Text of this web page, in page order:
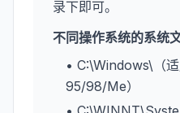
录下即可。
不同操作系统的系统
• C:\Windows\（
95/98/Me）